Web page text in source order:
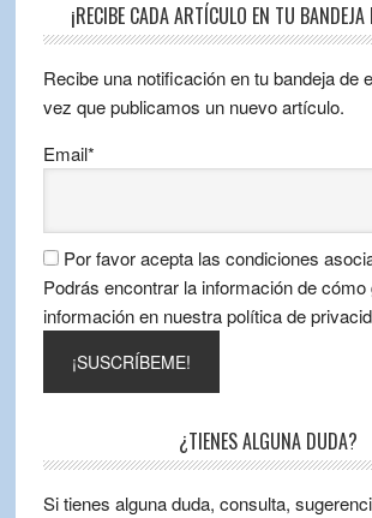
¡RECIBE CADA ARTÍCULO EN TU
Recibe una notificación en tu bandeja de
vez que publicamos un nuevo artículo.
Email*
Por favor acepta las condiciones
Podrás encontrar la información de
información en nuestra política de
¿TIENES ALGUNA DUDA?
Si tienes alguna duda, consulta,